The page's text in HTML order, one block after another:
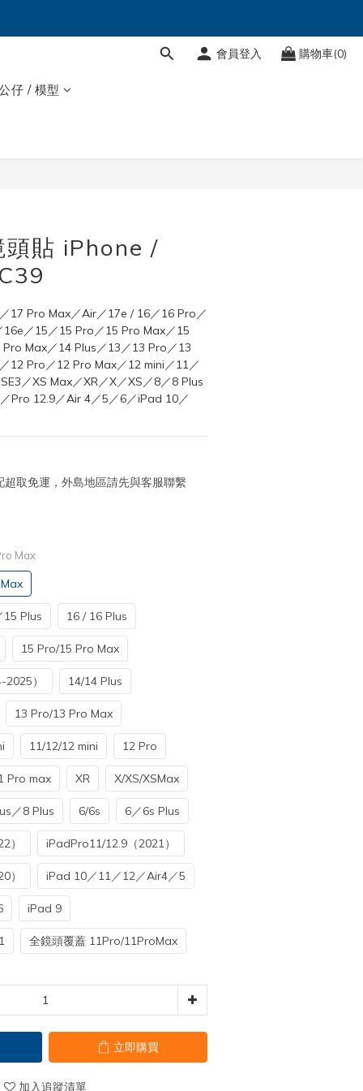
會員登入 購物車(0)
仔 / 模型
頭貼 iPhone /
17 Pro Max／Air／17e / 16／16 Pro／
／15／15 Pro／15 Pro Max／15
Max／14 Plus／13／13 Pro／13
12 Pro／12 Pro Max／12 mini／11／
／XS Max／XR／X／XS／8／8 Plus
Pro 12.9／Air 4／5／6／iPad 10／
取免運，外島地區請先與客服聯繫
Max
Plus 16 / 16 Plus
15 Pro/15 Pro Max
） 14/14 Plus
13 Pro/13 Pro Max
11/12/12 mini 12 Pro
Pro max XR X/XS/XSMax
／8 Plus 6/6s 6／6s Plus
） iPadPro11/12.9（2021）
） iPad 10／11／12／Air4／5
iPad 9
全鏡頭覆蓋 11Pro/11ProMax
立即購買
加入追蹤清單